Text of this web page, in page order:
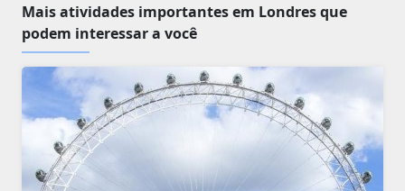
Mais atividades importantes em Londres que
podem interessar a você